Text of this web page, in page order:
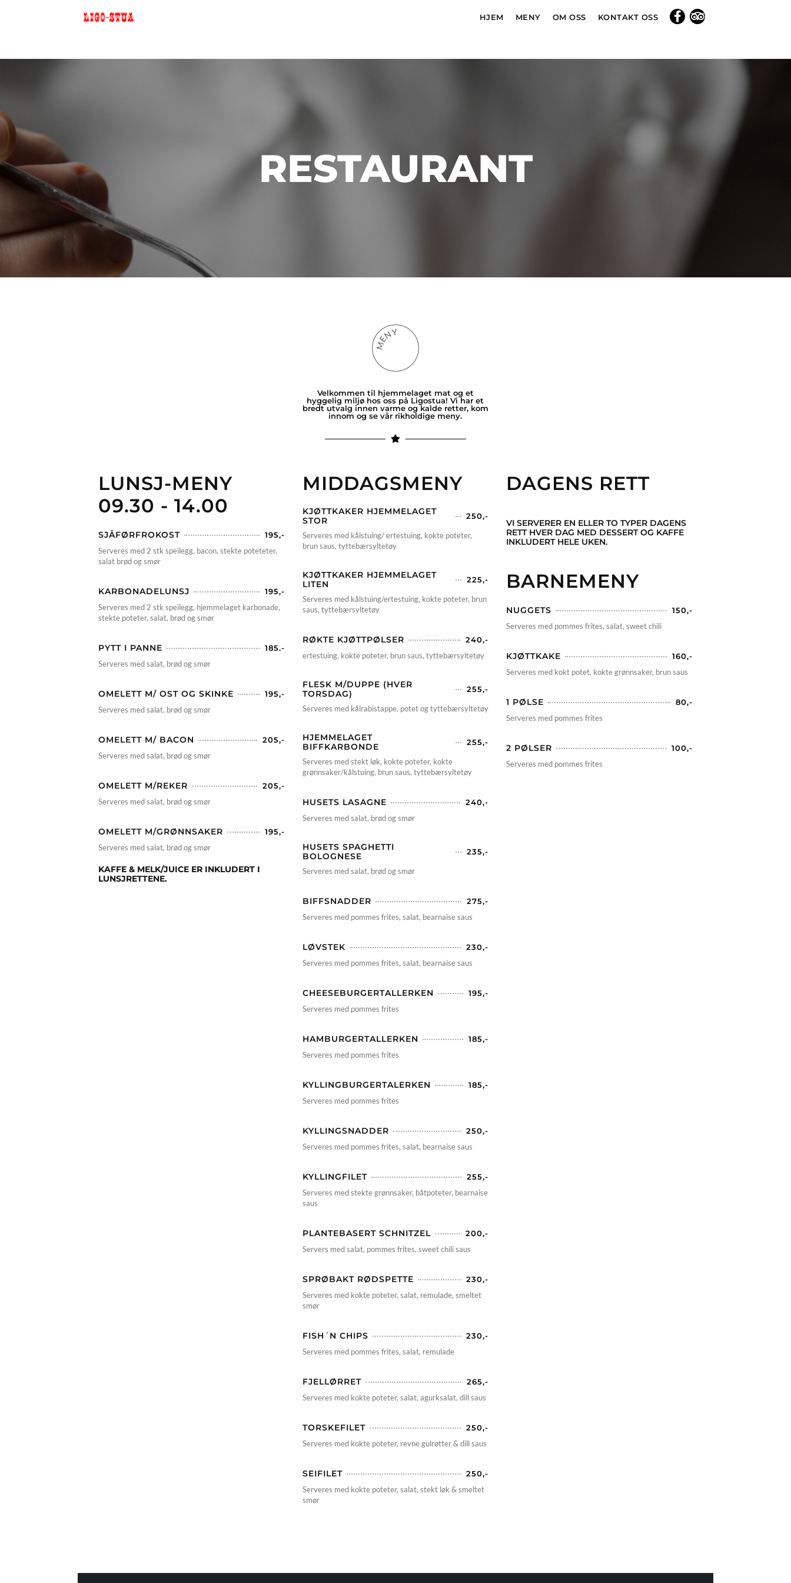
HJEM MENY OM OSS KONTAKT OSS
RESTAURANT
M
ENY
Velkommen til hjemmelaget mat og et
hyggelig miljø hos oss på Ligostua! Vi har et
bredt utvalg innen varme og kalde retter, kom
innom og se vår rikholdige meny.
LUNSJ-MENY
09.30 - 14.00
SJÅFØRFROKOST
195,-
Serveres med 2 stk speilegg, bacon, stekte poteteter,
salat brød og smør
KARBONADELUNSJ
195,-
Serveres med 2 stk speilegg, hjemmelaget karbonade,
stekte poteter, salat, brød og smør
PYTT I PANNE
185.-
Serveres med salat, brød og smør
OMELETT M/ OST OG SKINKE
195,-
Serveres med salat, brød og smør
OMELETT M/ BACON
205,-
Serveres med salat, brød og smør
OMELETT M/REKER
205,-
Serveres med salat, brød og smør
OMELETT M/GRØNNSAKER
195,-
Serveres med salat, brød og smør
KAFFE & MELK/JUICE ER INKLUDERT I
LUNSJRETTENE.
MIDDAGSMENY
KJØTTKAKER HJEMMELAGET
STOR
250,-
Serveres med kålstuing/ ertestuing, kokte poteter,
brun saus, tyttebærsyltetøy
KJØTTKAKER HJEMMELAGET
LITEN
225,-
Serveres med kålstuing/ertestuing, kokte poteter, brun
saus, tyttebærsyltetøy
RØKTE KJØTTPØLSER
240,-
ertestuing, kokte poteter, brun saus, tyttebærsyltetøy
FLESK M/DUPPE (HVER
TORSDAG)
255,-
Serveres med kålrabistappe, potet og tyttebærsyltetøy
HJEMMELAGET
BIFFKARBONDE
255,-
Serveres med stekt løk, kokte poteter, kokte
grønnsaker/kålstuing, brun saus, tyttebærsyltetøy
HUSETS LASAGNE
240,-
Serveres med salat, brød og smør
HUSETS SPAGHETTI
BOLOGNESE
235,-
Serveres med salat, brød og smør
BIFFSNADDER
275,-
Serveres med pommes frites, salat, bearnaise saus
LØVSTEK
230,-
Serveres med pommes frites, salat, bearnaise saus
CHEESEBURGERTALLERKEN
195,-
Serveres med pommes frites
HAMBURGERTALLERKEN
185,-
Serveres med pommes frites
KYLLINGBURGERTALERKEN
185,-
Serveres med pommes frites
KYLLINGSNADDER
250,-
Serveres med pommes frites, salat, bearnaise saus
KYLLINGFILET
255,-
Serveres med stekte grønnsaker, båtpoteter, bearnaise
saus
PLANTEBASERT SCHNITZEL
200,-
Servers med salat, pommes frites, sweet chili saus
SPRØBAKT RØDSPETTE
230,-
Serveres med kokte poteter, salat, remulade, smeltet
smør
FISH´N CHIPS
230,-
Serveres med pommes frites, salat, remulade
FJELLØRRET
265,-
Serveres med kokte poteter, salat, agurksalat, dill saus
TORSKEFILET
250,-
Serveres med kokte poteter, revne gulrøtter & dill saus
SEIFILET
250,-
Serveres med kokte poteter, salat, stekt løk & smeltet
smør
DAGENS RETT
VI SERVERER EN ELLER TO TYPER DAGENS
RETT HVER DAG MED DESSERT OG KAFFE
INKLUDERT HELE UKEN.
BARNEMENY
NUGGETS
150,-
Serveres med pommes frites, salat, sweet chili
KJØTTKAKE
160,-
Serveres med kokt potet, kokte grønnsaker, brun saus
1 PØLSE
80,-
Serveres med pommes frites
2 PØLSER
100,-
Serveres med pommes frites